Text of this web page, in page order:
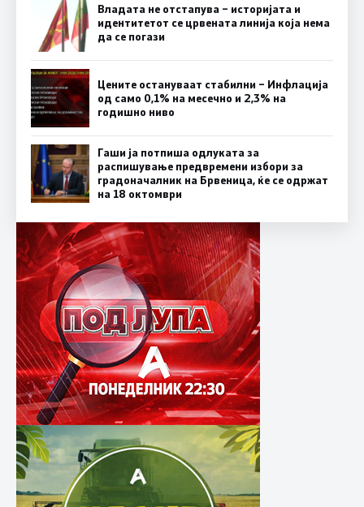
Владата не отстапува – историјата и
идентитетот се црвената линија која нема
да се погази
Цените остануваат стабилни – Инфлација
од само 0,1% на месечно и 2,3% на
годишно ниво
Гаши ја потпиша одлуката за
распишување предвремени избори за
градоначалник на Брвеница, ќе се одржат
на 18 октомври